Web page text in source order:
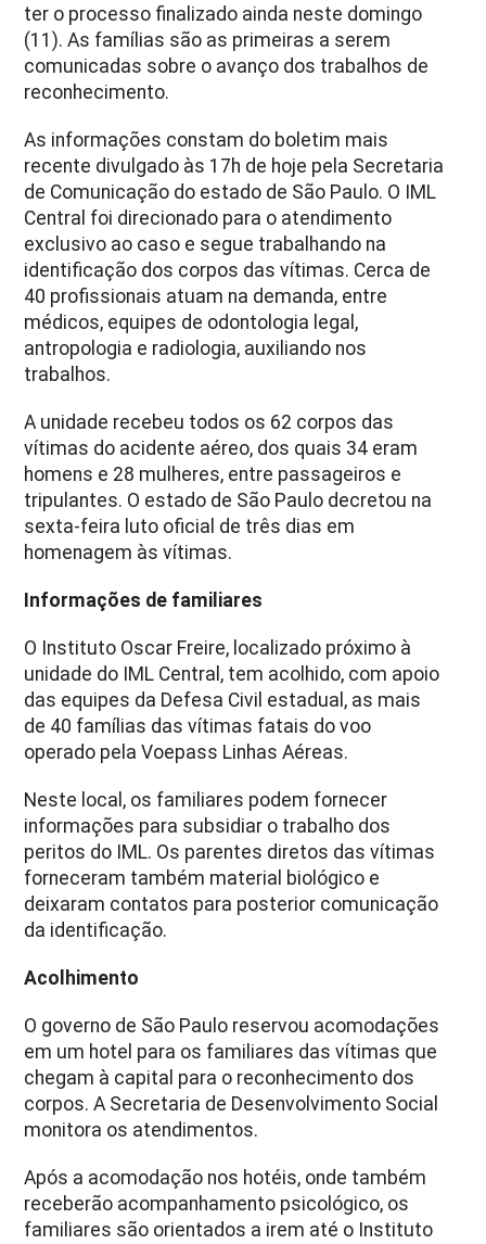
ter o processo finalizado ainda neste domingo
(11). As famílias são as primeiras a serem
comunicadas sobre o avanço dos trabalhos de
reconhecimento.
As informações constam do boletim mais
recente divulgado às 17h de hoje pela Secretaria
de Comunicação do estado de São Paulo. O IML
Central foi direcionado para o atendimento
exclusivo ao caso e segue trabalhando na
identificação dos corpos das vítimas. Cerca de
40 profissionais atuam na demanda, entre
médicos, equipes de odontologia legal,
antropologia e radiologia, auxiliando nos
trabalhos.
A unidade recebeu todos os 62 corpos das
vítimas do acidente aéreo, dos quais 34 eram
homens e 28 mulheres, entre passageiros e
tripulantes. O estado de São Paulo decretou na
sexta-feira luto oficial de três dias em
homenagem às vítimas.
Informações de familiares
O Instituto Oscar Freire, localizado próximo à
unidade do IML Central, tem acolhido, com apoio
das equipes da Defesa Civil estadual, as mais
de 40 famílias das vítimas fatais do voo
operado pela Voepass Linhas Aéreas.
Neste local, os familiares podem fornecer
informações para subsidiar o trabalho dos
peritos do IML. Os parentes diretos das vítimas
forneceram também material biológico e
deixaram contatos para posterior comunicação
da identificação.
Acolhimento
O governo de São Paulo reservou acomodações
em um hotel para os familiares das vítimas que
chegam à capital para o reconhecimento dos
corpos. A Secretaria de Desenvolvimento Social
monitora os atendimentos.
Após a acomodação nos hotéis, onde também
receberão acompanhamento psicológico, os
familiares são orientados a irem até o Instituto